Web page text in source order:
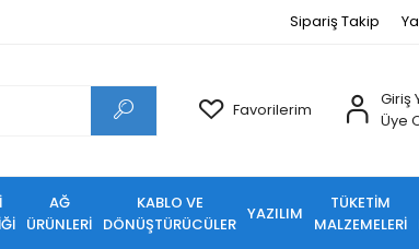
Sipariş Takip
Favorilerim
Giriş
Üye
AĞ
ÜRÜNLERİ
KABLO VE
DÖNÜŞTÜRÜCÜLER
YAZILIM
TÜKETİM
MALZEMELERİ